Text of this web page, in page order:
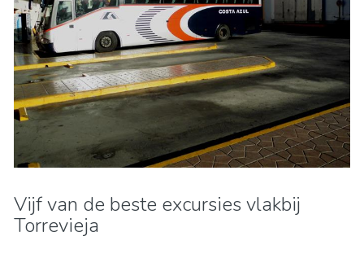
Vijf van de beste excursies vlakbij
Torrevieja